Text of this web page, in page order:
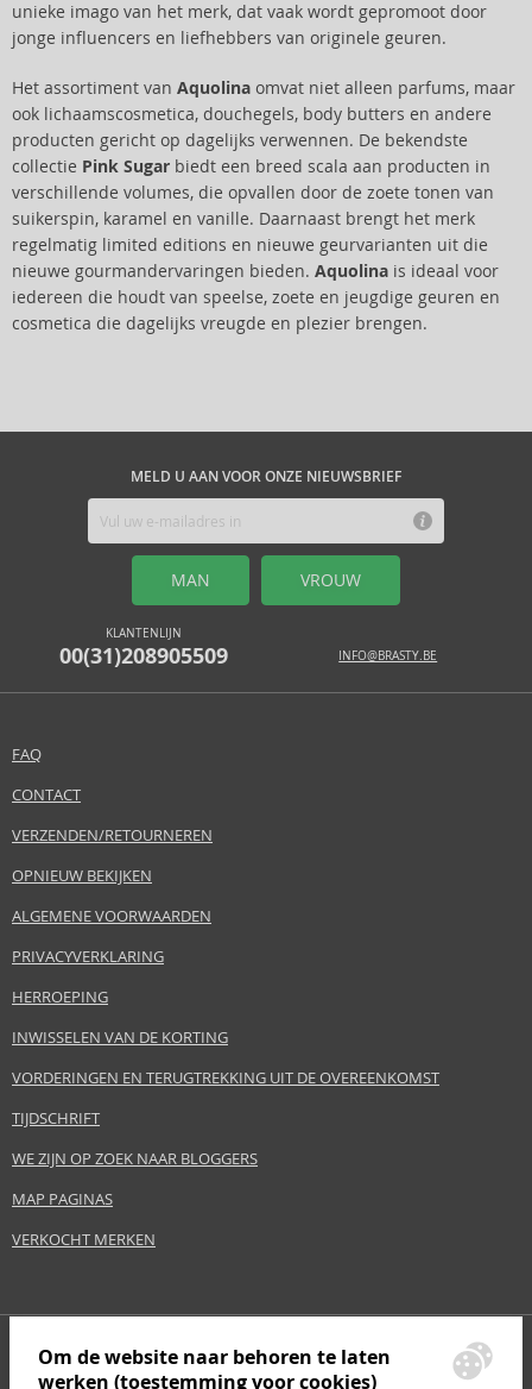
unieke imago van het merk, dat vaak wordt gepromoot door
jonge influencers en liefhebbers van originele geuren.
Het assortiment van Aquolina omvat niet alleen parfums, maar
ook lichaamscosmetica, douchegels, body butters en andere
producten gericht op dagelijks verwennen. De bekendste
collectie Pink Sugar biedt een breed scala aan producten in
verschillende volumes, die opvallen door de zoete tonen van
suikerspin, karamel en vanille. Daarnaast brengt het merk
regelmatig limited editions en nieuwe geurvarianten uit die
nieuwe gourmandervaringen bieden. Aquolina is ideaal voor
iedereen die houdt van speelse, zoete en jeugdige geuren en
cosmetica die dagelijks vreugde en plezier brengen.
MELD U AAN VOOR ONZE NIEUWSBRIEF
MAN VROUW
KLANTENLIJN
00(31)208905509 INFO@BRASTY.BE
FAQ
CONTACT
VERZENDEN/RETOURNEREN
OPNIEUW BEKIJKEN
ALGEMENE VOORWAARDEN
PRIVACYVERKLARING
HERROEPING
INWISSELEN VAN DE KORTING
VORDERINGEN EN TERUGTREKKING UIT DE OVEREENKOMST
TIJDSCHRIFT
WE ZIJN OP ZOEK NAAR BLOGGERS
MAP PAGINAS
VERKOCHT MERKEN
Om de website naar behoren te laten
werken (toestemming voor cookies)